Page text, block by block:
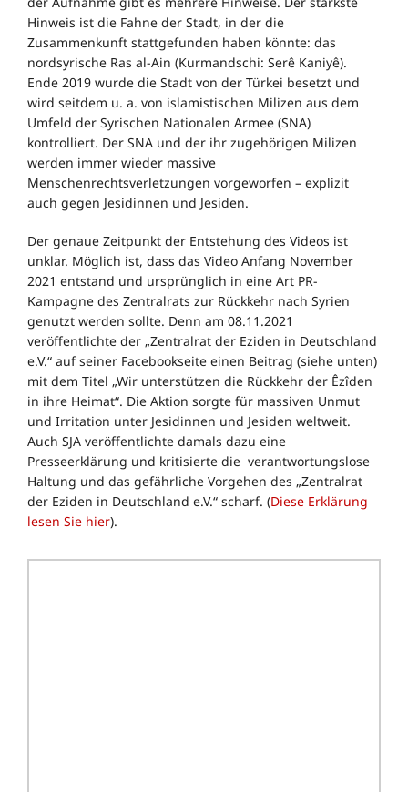
Hinweis ist die Fahne der Stadt, in der die
Zusammenkunft stattgefunden haben könnte: das
nordsyrische Ras al-Ain (Kurmandschi: Serê Kaniyê).
Ende 2019 wurde die Stadt von der Türkei besetzt und
wird seitdem u. a. von islamistischen Milizen aus dem
Umfeld der Syrischen Nationalen Armee (SNA)
kontrolliert. Der SNA und der ihr zugehörigen Milizen
werden immer wieder massive
Menschenrechtsverletzungen vorgeworfen – explizit
auch gegen Jesidinnen und Jesiden.
Der genaue Zeitpunkt der Entstehung des Videos ist
unklar. Möglich ist, dass das Video Anfang November
2021 entstand und ursprünglich in eine Art PR-
Kampagne des Zentralrats zur Rückkehr nach Syrien
genutzt werden sollte. Denn am 08.11.2021
veröffentlichte der „Zentralrat der Eziden in Deutschland
e.V.“ auf seiner Facebookseite einen Beitrag (siehe unten)
mit dem Titel „Wir unterstützen die Rückkehr der Êzîden
in ihre Heimat“. Die Aktion sorgte für massiven Unmut
und Irritation unter Jesidinnen und Jesiden weltweit.
Auch SJA veröffentlichte damals dazu eine
Presseerklärung und kritisierte die verantwortungslose
Haltung und das gefährliche Vorgehen des „Zentralrat
der Eziden in Deutschland e.V.“ scharf. (Diese Erklärung
lesen Sie hier).